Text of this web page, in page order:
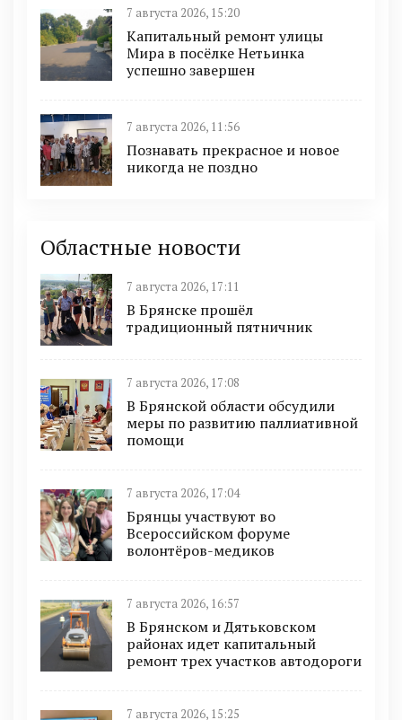
7 августа 2026, 15:20
Капитальный ремонт улицы
Мира в посёлке Нетьинка
успешно завершен
7 августа 2026, 11:56
Познавать прекрасное и новое
никогда не поздно
Областные новости
7 августа 2026, 17:11
В Брянске прошёл
традиционный пятничник
7 августа 2026, 17:08
В Брянской области обсудили
меры по развитию паллиативной
помощи
7 августа 2026, 17:04
Брянцы участвуют во
Всероссийском форуме
волонтёров-медиков
7 августа 2026, 16:57
В Брянском и Дятьковском
районах идет капитальный
ремонт трех участков автодороги
7 августа 2026, 15:25